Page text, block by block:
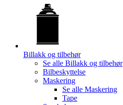
Billakk og tilbehør
Se alle Billakk og tilbehør
Bilbeskyttelse
Maskering
Se alle Maskering
Tape